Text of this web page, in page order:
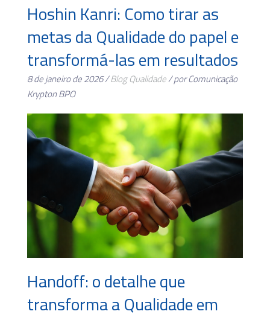
Hoshin Kanri: Como tirar as
metas da Qualidade do papel e
transformá-las em resultados
8 de janeiro de 2026 /Blog Qualidade/ por Comunicação
Krypton BPO
Handoff: o detalhe que
transforma a Qualidade em